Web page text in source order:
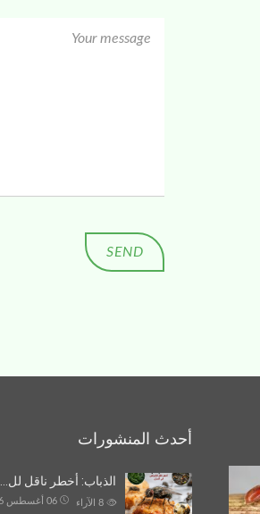
أحدث المنشورات
الذباب: أخطر ناقل لل…
06 أغسطس 26 الآراء